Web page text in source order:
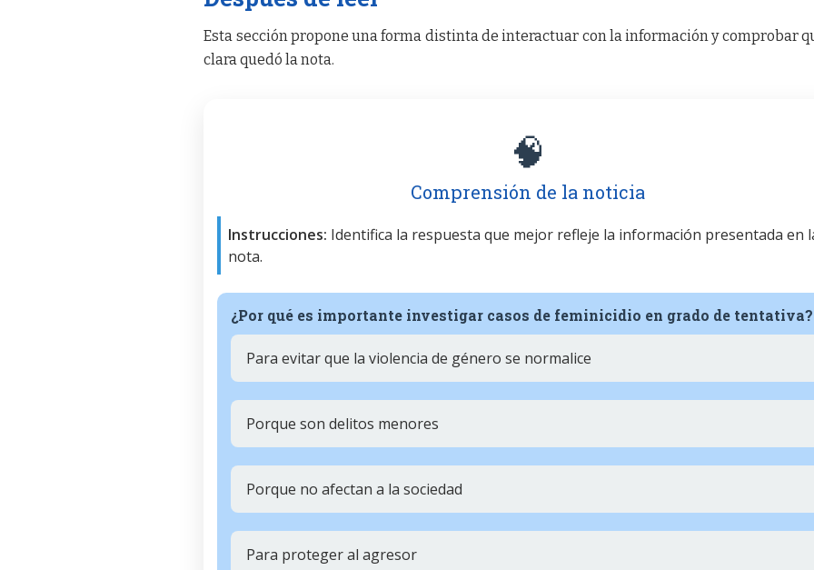
Esta sección propone una forma distinta de interactuar con la información y comprobar
clara quedó la nota.
🧠
Comprensión de la noticia
Instrucciones: Identifica la respuesta que mejor refleje la información presentada en
nota.
¿Por qué es importante investigar casos de feminicidio en grado de tentativa?
Para evitar que la violencia de género se normalice
Porque son delitos menores
Porque no afectan a la sociedad
Para proteger al agresor